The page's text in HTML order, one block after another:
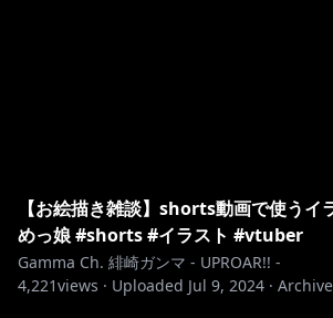
【お絵描き雑談】shorts動画で使うイ
めっ娘 #shorts #イラスト #vtuber
Gamma Ch. 緋崎ガンマ - UPROAR!! -
4,221views · Uploaded Jul 9, 2024 ·